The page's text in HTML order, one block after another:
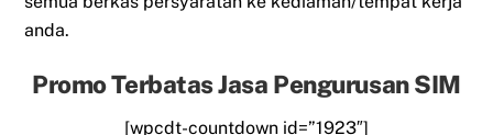
anda.
Promo Terbatas Jasa Pengurusan SIM
[wpcdt-countdown id=”1923″]